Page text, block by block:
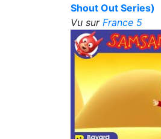
Shout Out Series)
Vu sur France 5